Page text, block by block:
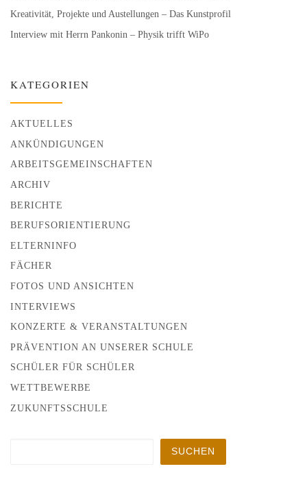
Kreativität, Projekte und Austellungen – Das Kunstprofil
Interview mit Herrn Pankonin – Physik trifft WiPo
KATEGORIEN
AKTUELLES
ANKÜNDIGUNGEN
ARBEITSGEMEINSCHAFTEN
ARCHIV
BERICHTE
BERUFSORIENTIERUNG
ELTERNINFO
FÄCHER
FOTOS UND ANSICHTEN
INTERVIEWS
KONZERTE & VERANSTALTUNGEN
PRÄVENTION AN UNSERER SCHULE
SCHÜLER FÜR SCHÜLER
WETTBEWERBE
ZUKUNFTSSCHULE
SUCHEN